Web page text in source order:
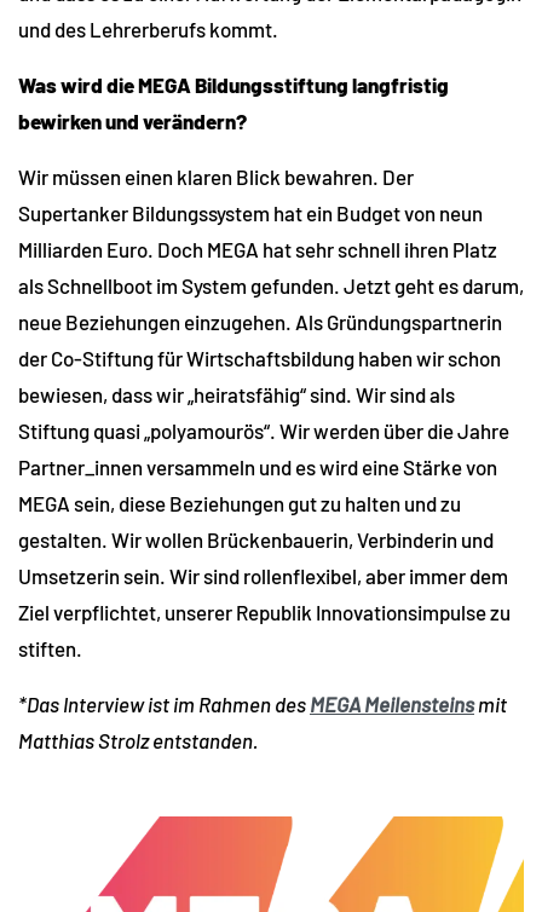
und des Lehrerberufs kommt.
Was wird die MEGA Bildungsstiftung langfristig
bewirken und verändern?
Wir müssen einen klaren Blick bewahren. Der
Supertanker Bildungssystem hat ein Budget von neun
Milliarden Euro. Doch MEGA hat sehr schnell ihren Platz
als Schnellboot im System gefunden. Jetzt geht es darum,
neue Beziehungen einzugehen. Als Gründungspartnerin
der Co-Stiftung für Wirtschaftsbildung haben wir schon
bewiesen, dass wir „heiratsfähig“ sind. Wir sind als
Stiftung quasi „polyamourös“. Wir werden über die Jahre
Partner_innen versammeln und es wird eine Stärke von
MEGA sein, diese Beziehungen gut zu halten und zu
gestalten. Wir wollen Brückenbauerin, Verbinderin und
Umsetzerin sein. Wir sind rollenflexibel, aber immer dem
Ziel verpflichtet, unserer Republik Innovationsimpulse zu
stiften.
*Das Interview ist im Rahmen des MEGA Meilensteinsmit
Matthias Strolz entstanden.